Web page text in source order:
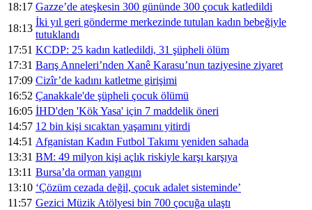
18:17 Gazze’de ateşkesin 300 gününde 300 çocuk katledildi
18:13
İki yıl geri gönderme merkezinde tutulan kadın bebeğiyle
tutuklandı
17:51 KCDP: 25 kadın katledildi, 31 şüpheli ölüm
17:31 Barış Anneleri’nden Xanê Karasu’nun taziyesine ziyaret
17:09 Cizîr’de kadını katletme girişimi
16:52 Çanakkale'de şüpheli çocuk ölümü
16:05 İHD'den 'Kök Yasa' için 7 maddelik öneri
14:57 12 bin kişi sıcaktan yaşamını yitirdi
14:51 Afganistan Kadın Futbol Takımı yeniden sahada
13:31 BM: 49 milyon kişi açlık riskiyle karşı karşıya
13:11 Bursa’da orman yangını
13:10 ‘Çözüm cezada değil, çocuk adalet sisteminde’
11:57 Gezici Müzik Atölyesi bin 700 çocuğa ulaştı